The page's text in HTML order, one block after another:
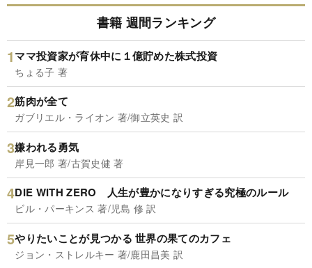
書籍 週間ランキング
ママ投資家が育休中に１億貯めた株式投資
ちょる子 著
筋肉が全て
ガブリエル・ライオン 著/御立英史 訳
嫌われる勇気
岸見一郎 著/古賀史健 著
DIE WITH ZERO 人生が豊かになりすぎる究極のルール
ビル・パーキンス 著/児島 修 訳
やりたいことが見つかる 世界の果てのカフェ
ジョン・ストレルキー 著/鹿田昌美 訳